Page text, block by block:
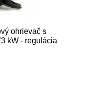
ohrievač s
kW - regulácia